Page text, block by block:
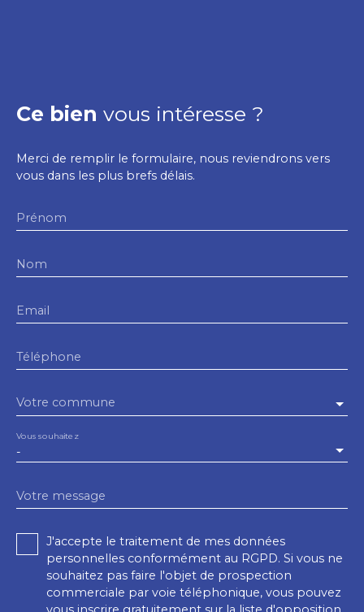
Ce bien vous intéresse ?
Merci de remplir le formulaire, nous reviendrons vers
vous dans les plus brefs délais.
Prénom
Nom
Email
Téléphone
Votre commune
-
Vous souhaitez
Votre message
J'accepte le traitement de mes données
personnelles conformément au RGPD. Si vous ne
souhaitez pas faire l'objet de prospection
commerciale par voie téléphonique, vous pouvez